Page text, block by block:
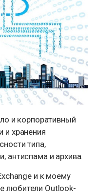
и корпоративный
и хранения
типа,
антиспама и архива.
и к моему
любители Outlook-